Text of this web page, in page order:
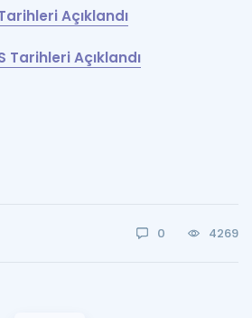
Açıklandı
Tarihleri Açıklandı
0 4269